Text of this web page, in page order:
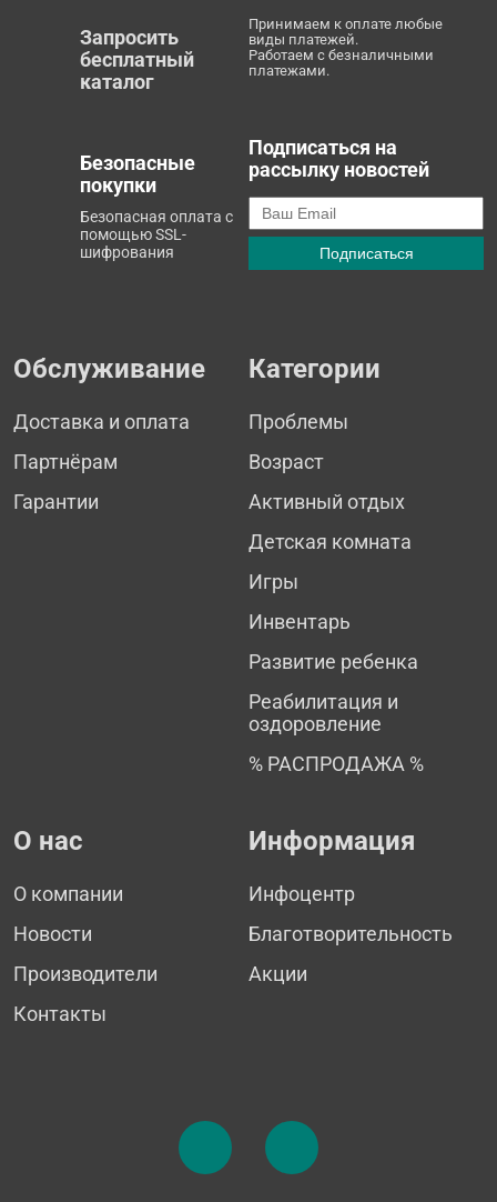
Запросить
бесплатный
каталог
Принимаем к оплате любые
виды платежей.
Работаем с безналичными
платежами.
Безопасные
покупки
Безопасная оплата с
помощью SSL-
шифрования
Подписаться на
рассылку новостей
Обслуживание
Доставка и оплата
Партнёрам
Гарантии
Категории
Проблемы
Возраст
Активный отдых
Детская комната
Игры
Инвентарь
Развитие ребенка
Реабилитация и
оздоровление
% РАСПРОДАЖА %
О нас
О компании
Новости
Производители
Контакты
Информация
Инфоцентр
Благотворительность
Акции